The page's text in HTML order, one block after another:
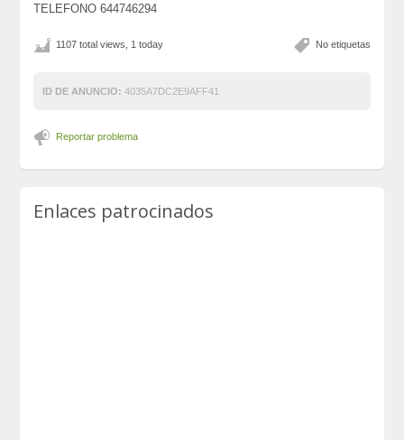
TELEFONO 644746294
No etiquetas
1107 total views, 1 today
ID DE ANUNCIO: 4035A7DC2E9AFF41
Reportar problema
Enlaces patrocinados